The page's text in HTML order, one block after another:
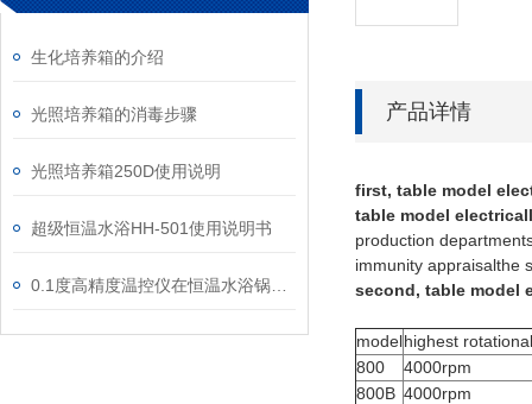
生化培养箱的介绍
光照培养箱的消毒步骤
光照培养箱250D使用说明
超级恒温水浴HH-501使用说明书
产品详情
first, table model
table model
production
immunity appraisalthe
second, table model
modelhighest
800
4000rpm
800B 4000rpm